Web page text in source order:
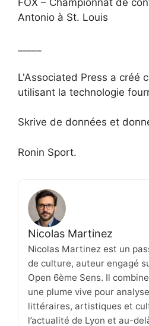
Antonio à St. Louis
L'Associated Press a créé
utilisant la technologie
Skrive de données et
Ronin Sport.
Nicolas Martinez
Nicolas Martinez est un
de culture, auteur engagé
Open 6ème Sens. Il
une plume vive pour
littéraires, artistiques et
l’actualité de Lyon et au-